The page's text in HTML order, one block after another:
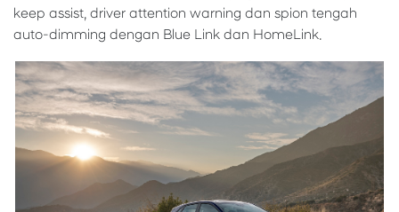
keep assist, driver attention warning dan spion tengah
auto-dimming dengan Blue Link dan HomeLink.